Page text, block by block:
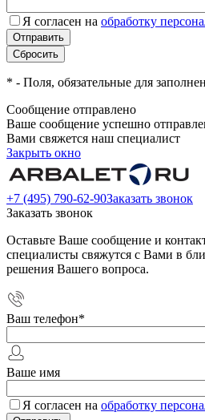
Я согласен на обработку
* - Поля, обязательные для
Сообщение отправлено
Ваше сообщение успешно
Вами свяжется наш специалист
Закрыть окно
+7 (495) 790-62-90Заказать звонок
Заказать звонок
Оставьте Ваше сообщение и
специалисты свяжутся с Вами в
решения Вашего вопроса.
Ваш телефон*
Ваше имя
Я согласен на обработку